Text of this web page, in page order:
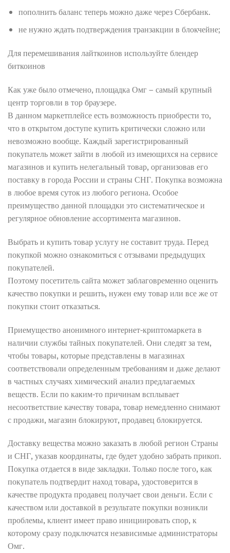
пополнить баланс теперь можно даже через Сбербанк.
не нужно ждать подтверждения транзакции в блокчейне;
Для перемешивания лайткоинов используйте блендер
биткоинов
Как уже было отмечено, площадка Омг – самый крупный
центр торговли в тор браузере.
В данном маркетплейсе есть возможность приобрести то,
что в открытом доступе купить критически сложно или
невозможно вообще. Каждый зарегистрированный
покупатель может зайти в любой из имеющихся на сервисе
магазинов и купить нелегальный товар, организовав его
поставку в города России и страны СНГ. Покупка возможна
в любое время суток из любого региона. Особое
преимущество данной площадки это систематическое и
регулярное обновление ассортимента магазинов.
Выбрать и купить товар услугу не составит труда. Перед
покупкой можно ознакомиться с отзывами предыдущих
покупателей.
Поэтому посетитель сайта может заблаговременно оценить
качество покупки и решить, нужен ему товар или все же от
покупки стоит отказаться.
Приемущество анонимного интернет-криптомаркета в
наличии службы тайных покупателей. Они следят за тем,
чтобы товары, которые представлены в магазинах
соответствовали определенным требованиям и даже делают
в частных случаях химический анализ предлагаемых
веществ. Если по каким-то причинам всплывает
несоответствие качеству товара, товар немедленно снимают
с продажи, магазин блокируют, продавец блокируется.
Доставку вещества можно заказать в любой регион Страны
и СНГ, указав координаты, где будет удобно забрать прикоп.
Покупка отдается в виде закладки. Только после того, как
покупатель подтвердит наход товара, удостоверится в
качестве продукта продавец получает свои деньги. Если с
качеством или доставкой в результате покупки возникли
проблемы, клиент имеет право инициировать спор, к
которому сразу подключатся независимые администраторы
Омг.